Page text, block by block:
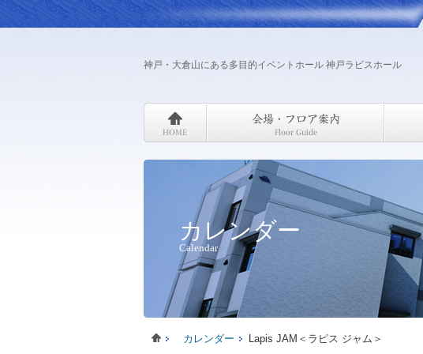
神戸・大倉山にある多目的イベントホール 神戸ラピスホール
カレンダー
Calendar
カレンダー Lapis JAM＜ラピス ジャム＞